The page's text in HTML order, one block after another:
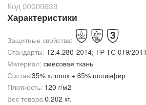
Код 00000639
Характеристики
Защитные свойства:
Стандарты: 12.4.280-2014; ТР ТС 019/2011
Материал: смесовая ткань
Состав:35% хлопок + 65% полиэфир
Плотность: 120 г/м2
Вес товара:0.202 кг.